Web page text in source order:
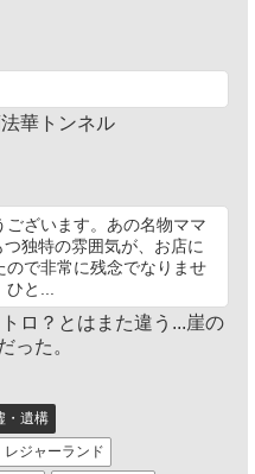
華トンネル
ざいます。あの名物ママ
独特の雰囲気が、お店に
ので非常に残念でなりませ
と...
ロ？とはまた違う...崖の
った。
・遺構
レジャーランド